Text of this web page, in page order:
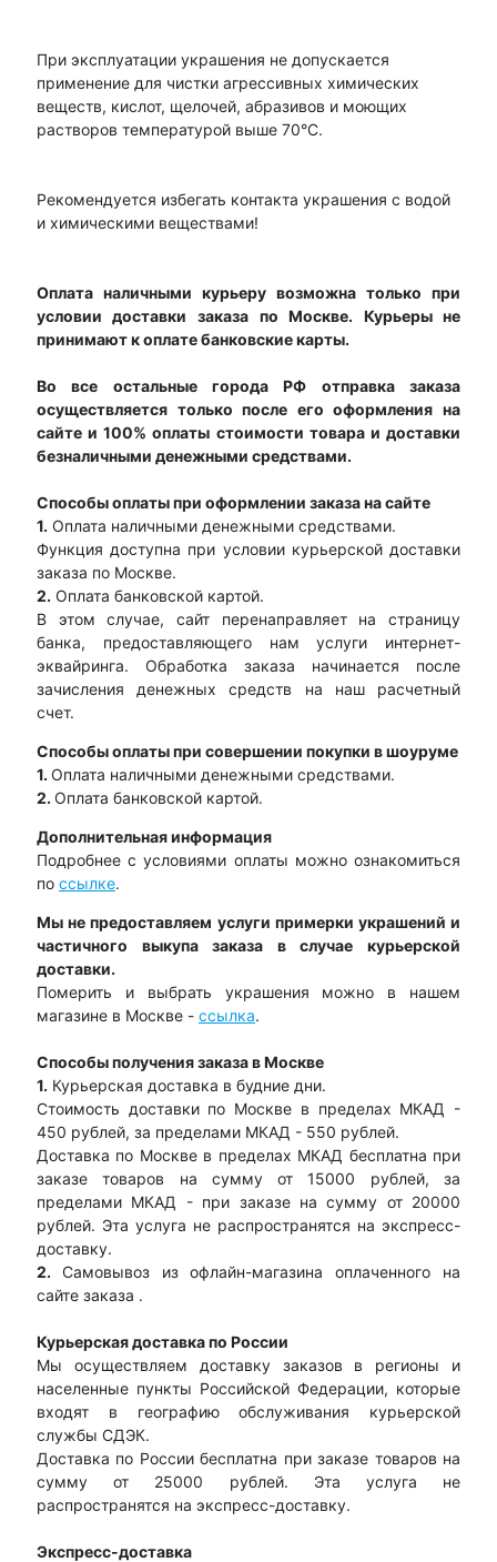
При эксплуатации украшения не допускается
применение для чистки агрессивных химических
веществ, кислот, щелочей, абразивов и моющих
растворов температурой выше 70°С.
Рекомендуется избегать контакта украшения с водой
и химическими веществами!
Оплата наличными курьеру возможна только при
условии доставки заказа по Москве. Курьеры не
принимают к оплате банковские карты.
Во все остальные города РФ отправка заказа
осуществляется только после его оформления на
сайте и 100% оплаты стоимости товара и доставки
безналичными денежными средствами.
Способы оплаты при оформлении заказа на сайте
1. Оплата наличными денежными средствами.
Функция доступна при условии курьерской доставки
заказа по Москве.
2. Оплата банковской картой.
В этом случае, сайт перенаправляет на страницу
банка, предоставляющего нам услуги интернет-
эквайринга. Обработка заказа начинается после
зачисления денежных средств на наш расчетный
счет.
Способы оплаты при совершении покупки в шоуруме
1. Оплата наличными денежными средствами.
2. Оплата банковской картой.
Дополнительная информация
Подробнее с условиями оплаты можно ознакомиться
по ссылке.
Мы не предоставляем услуги примерки украшений и
частичного выкупа заказа в случае курьерской
доставки.
Померить и выбрать украшения можно в нашем
магазине в Москве - ссылка.
Способы получения заказа в Москве
1. Курьерская доставка в будние дни.
Стоимость доставки по Москве в пределах МКАД -
450 рублей, за пределами МКАД - 550 рублей.
Доставка по Москве в пределах МКАД бесплатна при
заказе товаров на сумму от 15000 рублей, за
пределами МКАД - при заказе на сумму от 20000
рублей. Эта услуга не распространятся на экспресс-
доставку.
2.
Самовывоз из офлайн-магазина оплаченного на
сайте заказа .
Курьерская доставка по России
Мы осуществляем доставку заказов в регионы и
населенные пункты Российской Федерации, которые
входят в географию обслуживания курьерской
службы СДЭК.
Доставка по России бесплатна при заказе товаров на
сумму от 25000 рублей. Эта услуга не
распространятся на экспресс-доставку.
Экспресс-доставка